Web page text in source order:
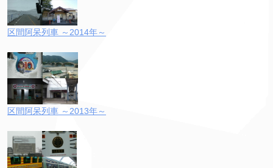
区間阿呆列車 ～2014年～
区間阿呆列車 ～2013年～